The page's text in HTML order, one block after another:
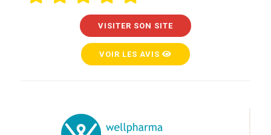
VISITER SON SITE
VOIR LES AVIS